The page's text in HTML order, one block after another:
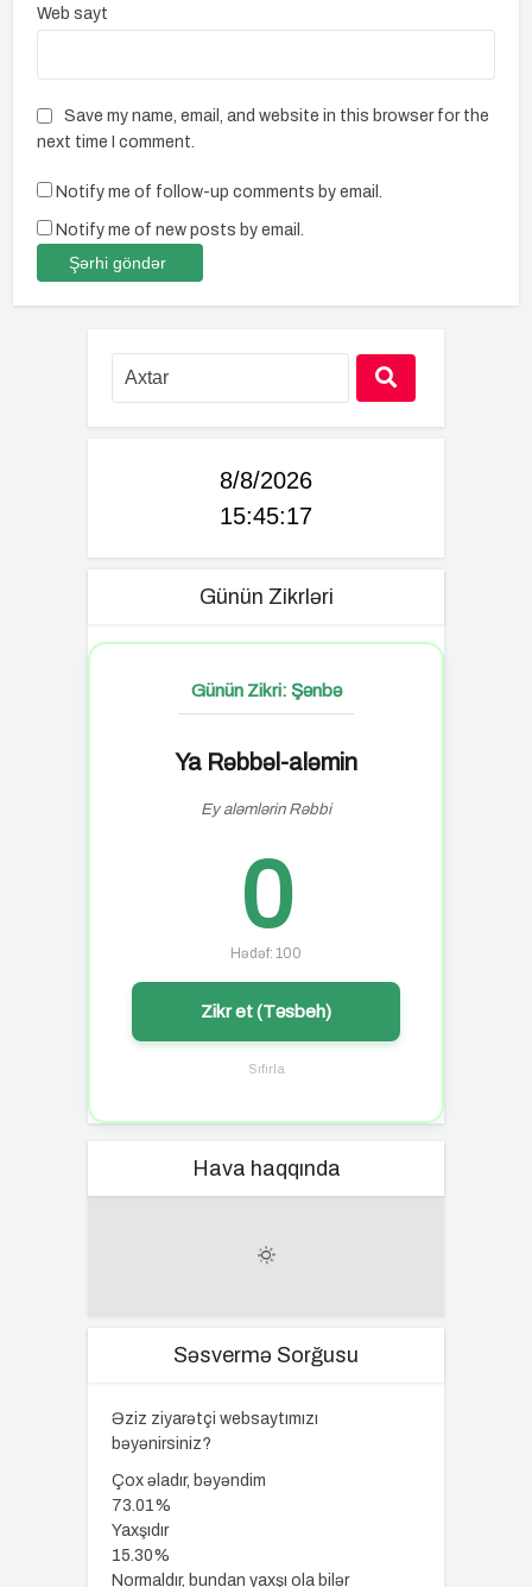
Web sayt
Save my name, email, and website in this browser for the
next time I comment.
Notify me of follow-up comments by email.
Notify me of new posts by email.
8/8/2026
15:45:18
Günün Zikrləri
Günün Zikri: Şənbə
Ya Rəbbəl-aləmin
Ey aləmlərin Rəbbi
0
Hədəf: 100
Zikr et (Təsbeh)
Sıfırla
Hava haqqında
Səsvermə Sorğusu
Əziz ziyarətçi websaytımızı
bəyənirsiniz?
Çox əladır, bəyəndim
73.01%
Yaxşıdır
15.30%
Normaldır, bundan yaxşı ola bilər